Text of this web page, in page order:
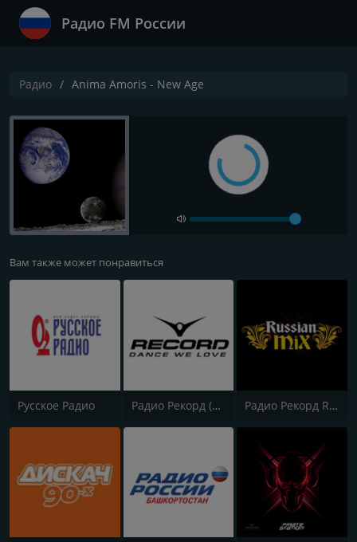
Радио FM России
Радио Anima Amoris - New Age
Вам также может понравиться
Русское Радио Радио Рекорд (Radio Record) Радио Рекорд Russian Mix (Radio Record Russian Mix)